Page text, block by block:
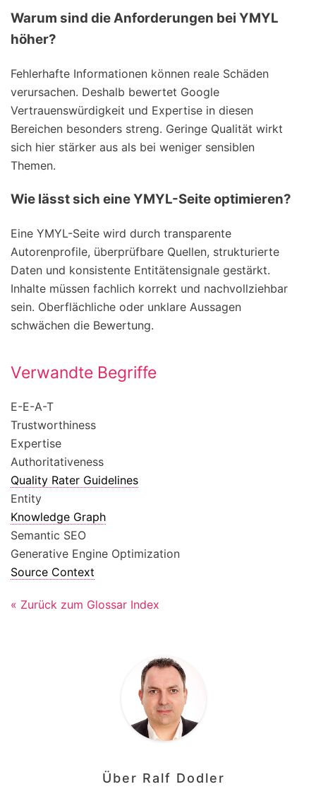
Warum sind die Anforderungen bei YMYL
höher?
Fehlerhafte Informationen können reale Schäden
verursachen. Deshalb bewertet Google
Vertrauenswürdigkeit und Expertise in diesen
Bereichen besonders streng. Geringe Qualität wirkt
sich hier stärker aus als bei weniger sensiblen
Themen.
Wie lässt sich eine YMYL-Seite optimieren?
Eine YMYL-Seite wird durch transparente
Autorenprofile, überprüfbare Quellen, strukturierte
Daten und konsistente Entitätensignale gestärkt.
Inhalte müssen fachlich korrekt und nachvollziehbar
sein. Oberflächliche oder unklare Aussagen
schwächen die Bewertung.
Verwandte Begriffe
E-E-A-T
Trustworthiness
Expertise
Authoritativeness
Quality Rater Guidelines
Entity
Knowledge Graph
Semantic SEO
Generative Engine Optimization
Source Context
« Zurück zum Glossar Index
Über Ralf Dodler